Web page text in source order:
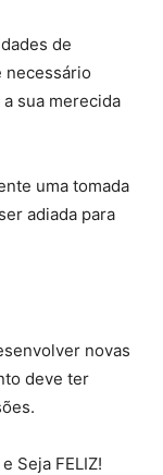
de
necessário
sua merecida
uma tomada
adiada para
novas
deve ter
Seja FELIZ!